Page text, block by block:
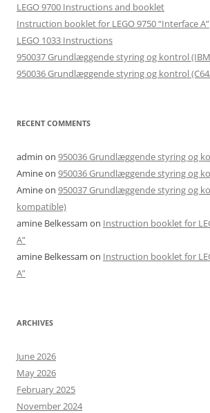
LEGO 9700 Instructions and booklet
Instruction booklet for LEGO 9750 “Interface A”
LEGO 1033 Instructions
950037 Grundlæggende styring og kontrol
950036 Grundlæggende styring og kontrol
RECENT COMMENTS
admin on 950036 Grundlæggende styring og
Amineon 950036 Grundlæggende styring og
Amineon 950037 Grundlæggende styring og
kompatible)
amine Belkessam on Instruction booklet for
A”
amine Belkessam on Instruction booklet for
A”
ARCHIVES
June 2026
May 2026
February 2025
November 2024